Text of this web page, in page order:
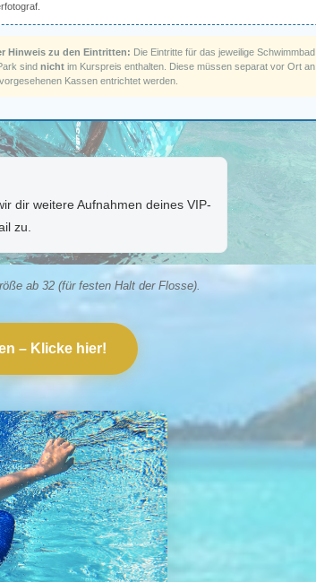
Hinweis zu den Eintritten: Die Eintritte für das jeweilige Schwimmbad
sind nicht im Kurspreis enthalten. Diese müssen separat vor Ort an
Kassen entrichtet werden.
dir weitere Aufnahmen deines VIP-
zu.
ab 32 (für festen Halt der Flosse).
– Klicke hier!